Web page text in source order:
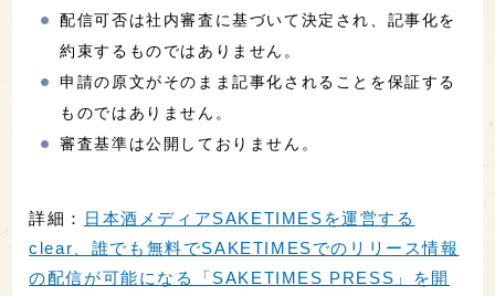
配信可否は社内審査に基づいて決定され、記事化を
約束するものではありません。
申請の原文がそのまま記事化されることを保証する
ものではありません。
審査基準は公開しておりません。
詳細： 日本酒メディアSAKETIMESを運営する
clear、誰でも無料でSAKETIMESでのリリース情報
の配信が可能になる「SAKETIMES PRESS」を開